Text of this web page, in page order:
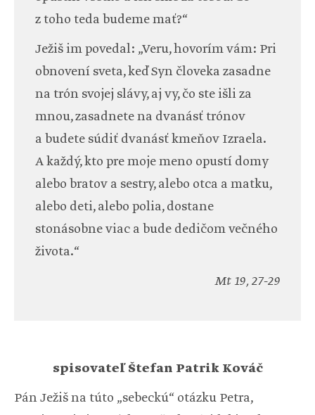
z toho teda budeme mať?“
Ježiš im povedal: „Veru, hovorím vám: Pri
obnovení sveta, keď Syn človeka zasadne
na trón svojej slávy, aj vy, čo ste išli za
mnou, zasadnete na dvanásť trónov
a budete súdiť dvanásť kmeňov Izraela.
A každý, kto pre moje meno opustí domy
alebo bratov a sestry, alebo otca a matku,
alebo deti, alebo polia, dostane
stonásobne viac a bude dedičom večného
života.“
Mt 19, 27-29
spisovateľ Štefan Patrik Kováč
Pán Ježiš na túto „sebeckú“ otázku Petra,